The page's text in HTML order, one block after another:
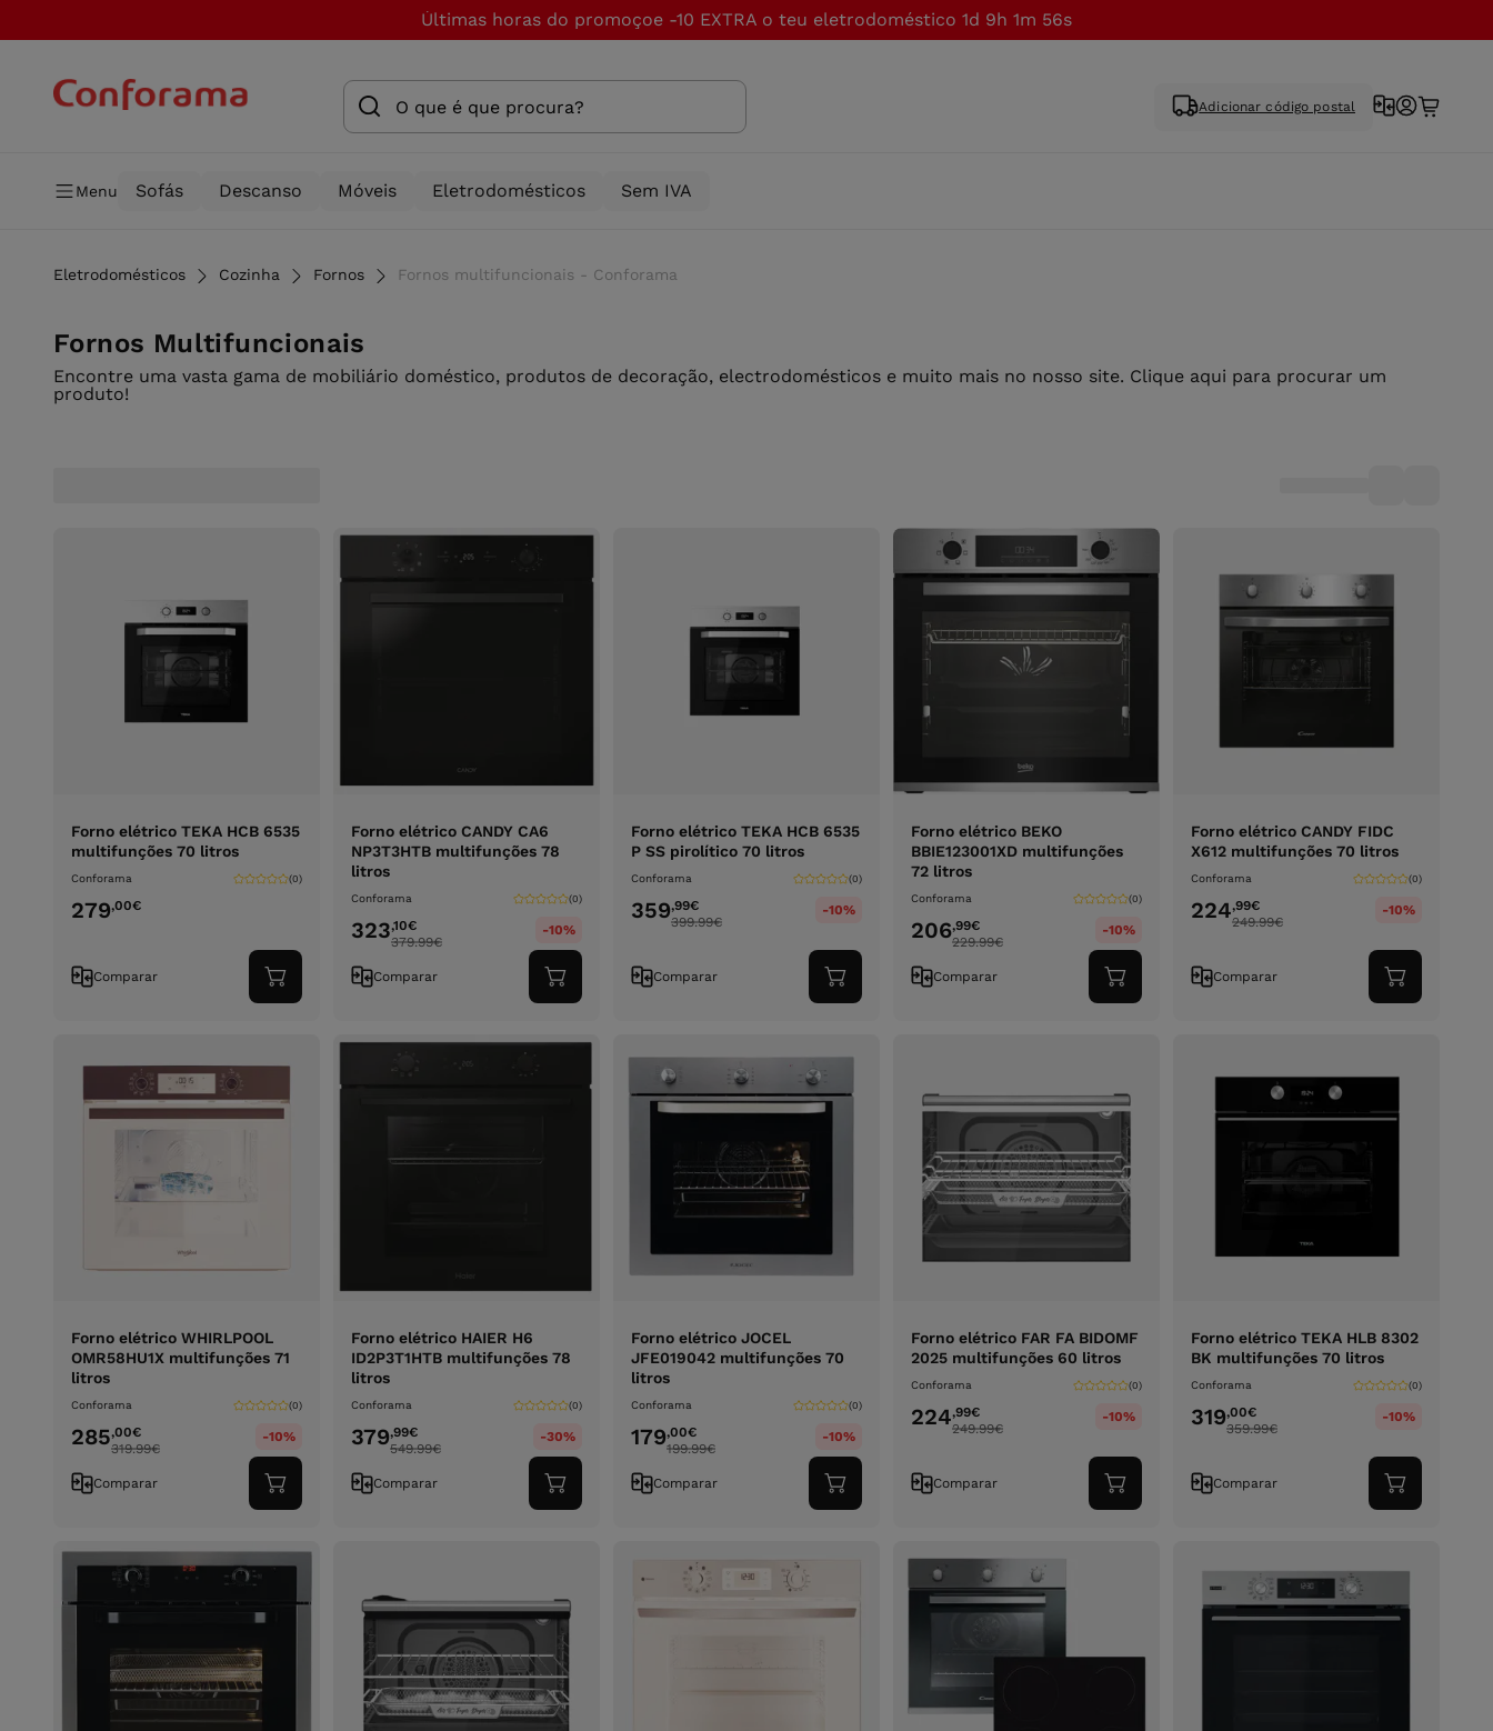
Últimas horas do promoçoe -10 EXTRA o teu eletrodoméstico 1d 9h 1m 56s
Adicionar código postal
Menu Sofás Descanso Móveis Eletrodomésticos Sem IVA
Eletrodomésticos Cozinha Fornos Fornos multifuncionais - Conforama
Fornos Multifuncionais
Encontre uma vasta gama de mobiliário doméstico, produtos de decoração, electrodomésticos e muito mais no nosso site. Clique aqui para procurar um
produto!
Forno elétrico TEKA HCB 6535
multifunções 70 litros
Conforama (0)
279,00€
Comparar
Adicionar
ao
Forno elétrico CANDY CA6
NP3T3HTB multifunções 78
litros
Conforama (0)
323,10€
379.99€
-10%
Comparar
Adicionar
ao
Forno elétrico TEKA HCB 6535
P SS pirolítico 70 litros
Conforama (0)
359,99€
399.99€
-10%
Comparar
Adicionar
ao
Forno elétrico BEKO
BBIE123001XD multifunções
72 litros
Conforama (0)
206,99€
229.99€
-10%
Comparar
Adicionar
ao
Forno elétrico CANDY FIDC
X612 multifunções 70 litros
Conforama (0)
224,99€
249.99€
-10%
Comparar
Adicionar
ao
Forno elétrico WHIRLPOOL
OMR58HU1X multifunções 71
litros
Conforama (0)
285,00€
319.99€
-10%
Comparar
Adicionar
ao
Forno elétrico HAIER H6
ID2P3T1HTB multifunções 78
litros
Conforama (0)
379,99€
549.99€
-30%
Comparar
Adicionar
ao
Forno elétrico JOCEL
JFE019042 multifunções 70
litros
Conforama (0)
179,00€
199.99€
-10%
Comparar
Adicionar
ao
Forno elétrico FAR FA BIDOMF
2025 multifunções 60 litros
Conforama (0)
224,99€
249.99€
-10%
Comparar
Adicionar
ao
Forno elétrico TEKA HLB 8302
BK multifunções 70 litros
Conforama (0)
319,00€
359.99€
-10%
Comparar
Adicionar
ao